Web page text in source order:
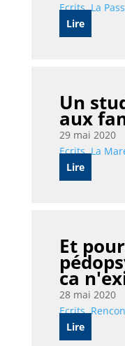
Ecrits,La
Lire
Un
aux
29 mai 2020
Ecrits,La
Lire
Et
ca
28 mai 2020
Ecrits,
Lire